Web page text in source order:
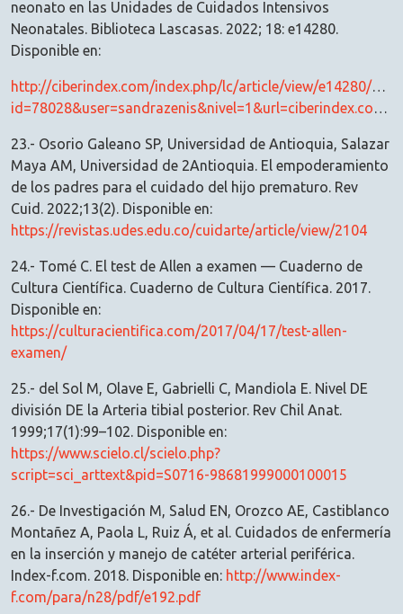
neonato en las Unidades de Cuidados Intensivos
Neonatales. Biblioteca Lascasas. 2022; 18: e14280.
Disponible en:
http://ciberindex.com/index.php/lc/article/view/e14280/
id=78028&user=sandrazenis&nivel=1&url=ciberindex.com/p/lc/e14280
23.- Osorio Galeano SP, Universidad de Antioquia, Salazar
Maya AM, Universidad de 2Antioquia. El empoderamiento
de los padres para el cuidado del hijo prematuro. Rev
Cuid. 2022;13(2). Disponible en:
https://revistas.udes.edu.co/cuidarte/article/view/2104
24.- Tomé C. El test de Allen a examen — Cuaderno de
Cultura Científica. Cuaderno de Cultura Científica. 2017.
Disponible en:
https://culturacientifica.com/2017/04/17/test-allen-
examen/
25.- del Sol M, Olave E, Gabrielli C, Mandiola E. Nivel DE
división DE la Arteria tibial posterior. Rev Chil Anat.
1999;17(1):99–102. Disponible en:
https://www.scielo.cl/scielo.php?
script=sci_arttext&pid=S0716-98681999000100015
26.- De Investigación M, Salud EN, Orozco AE, Castiblanco
Montañez A, Paola L, Ruiz Á, et al. Cuidados de enfermería
en la inserción y manejo de catéter arterial periférica.
Index-f.com. 2018. Disponible en: http://www.index-
f.com/para/n28/pdf/e192.pdf